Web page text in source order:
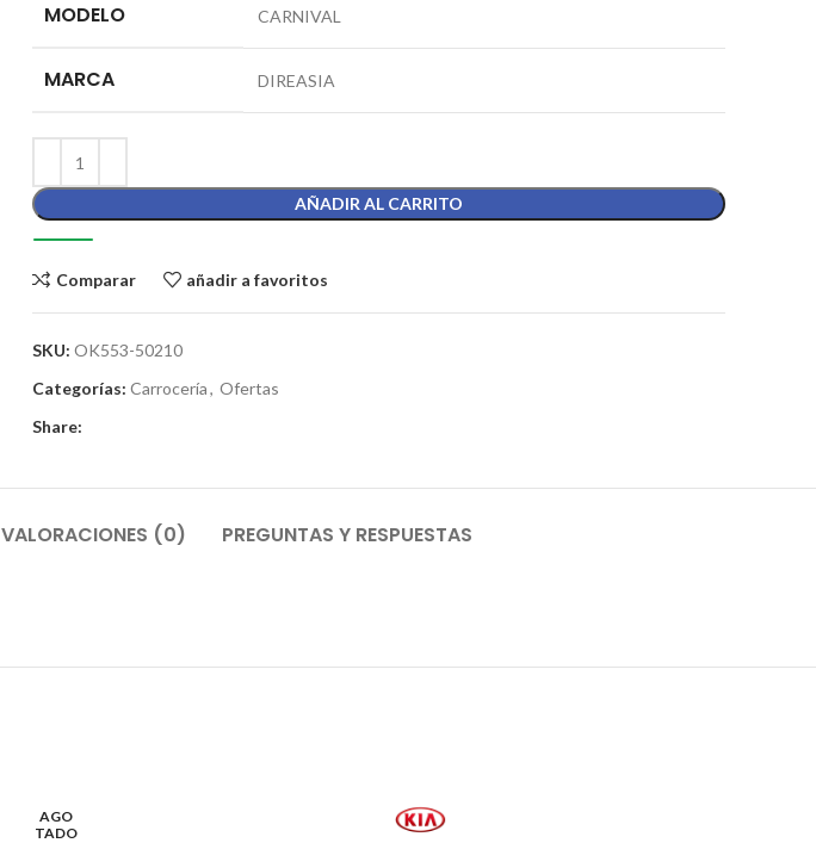
MODELO CARNIVAL
MARCA DIREASIA
AÑADIR AL CARRITO
Comparar añadir a favoritos
SKU: OK553-50210
Categorías: Carrocería, Ofertas
Share:
VALORACIONES (0) PREGUNTAS Y RESPUESTAS
AGO
TADO